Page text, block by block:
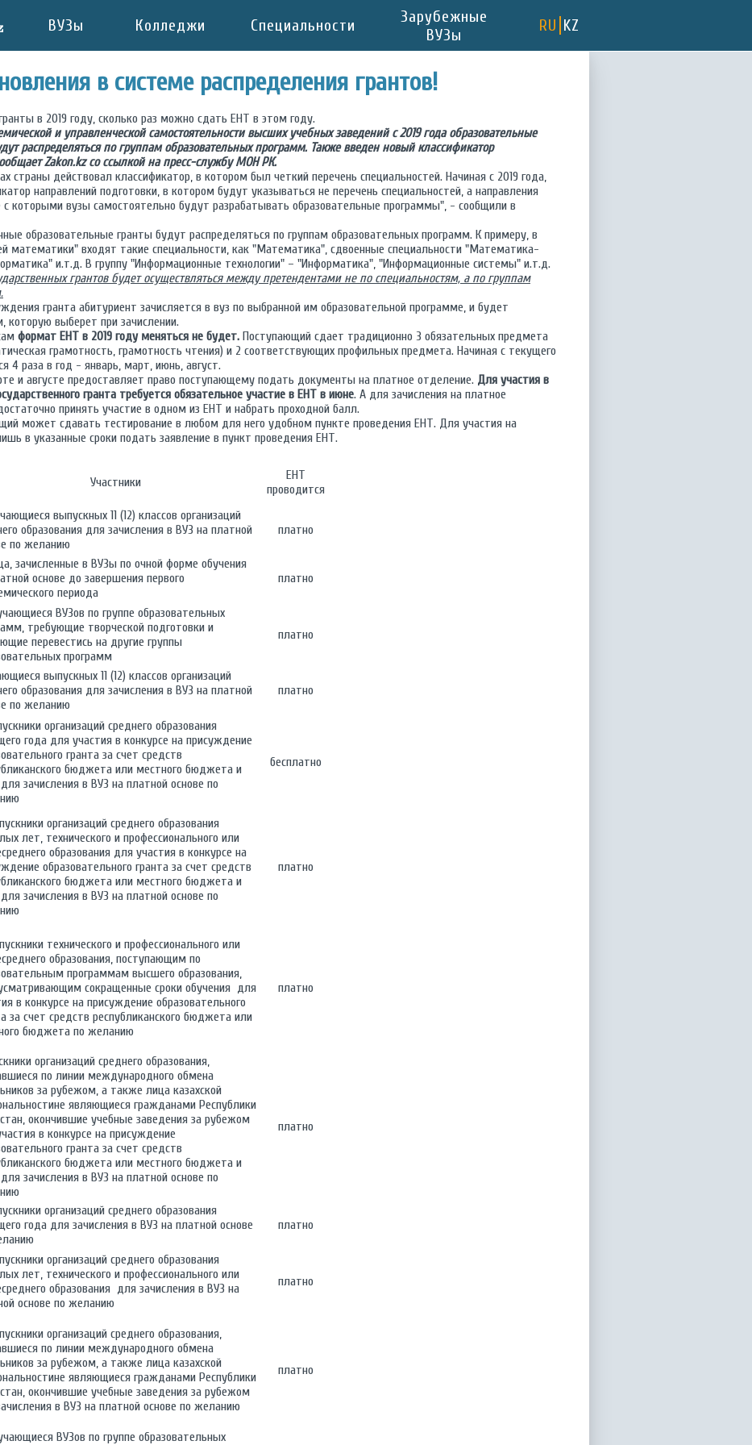
ВУЗы Колледжи Специальности
Зарубежные
ВУЗы
RU KZ
в системе распределения грантов!
в 2019 году, сколько раз можно сдать ЕНТ в этом году.
и управленческой самостоятельности высших учебных заведений с 2019 года образовательные
распределяться по группам образовательных программ. Также введен новый классификатор
Zakon.kz со ссылкой на пресс-службу МОН РК.
страны действовал классификатор, в котором был четкий перечень специальностей. Начиная с 2019 года,
направлений подготовки, в котором будут указываться не перечень специальностей, а направления
с которыми вузы самостоятельно будут разрабатывать образовательные программы", - сообщили в
образовательные гранты будут распределяться по группам образовательных программ. К примеру, в
математики" входят такие специальности, как "Математика", сдвоенные специальности "Математика-
и.т.д. В группу "Информационные технологии" – "Информатика", "Информационные системы" и.т.д.
грантов будет осуществляться между претендентами не по специальностям, а по группам
гранта абитуриент зачисляется в вуз по выбранной им образовательной программе, и будет
которую выберет при зачислении.
формат ЕНТ в 2019 году меняться не будет. Поступающий сдает традиционно 3 обязательных предмета
грамотность, грамотность чтения) и 2 соответствующих профильных предмета. Начиная с текущего
4 раза в год - январь, март, июнь, август.
и августе предоставляет право поступающему подать документы на платное отделение. Для участия в
гранта требуется обязательное участие в ЕНТ в июне. А для зачисления на платное
принять участие в одном из ЕНТ и набрать проходной балл.
может сдавать тестирование в любом для него удобном пункте проведения ЕНТ. Для участия на
в указанные сроки подать заявление в пункт проведения ЕНТ.
Участники
ЕНТ
проводится
выпускных 11 (12) классов организаций
образования для зачисления в ВУЗ на платной
по желанию
зачисленные в ВУЗы по очной форме обучения
основе до завершения первого
периода
ВУЗов по группе образовательных
требующие творческой подготовки и
перевестись на другие группы
программ
платно
платно
платно
выпускных 11 (12) классов организаций
образования для зачисления в ВУЗ на платной
по желанию
платно
организаций среднего образования
года для участия в конкурсе на присуждение
гранта за счет средств
бюджета или местного бюджета и
зачисления в ВУЗ на платной основе по
организаций среднего образования
лет, технического и профессионального или
образования для участия в конкурсе на
образовательного гранта за счет средств
бюджета или местного бюджета и
зачисления в ВУЗ на платной основе по
технического и профессионального или
образования, поступающим по
программам высшего образования,
сокращенные сроки обучения для
в конкурсе на присуждение образовательного
за счет средств республиканского бюджета или
бюджета по желанию
бесплатно
платно
платно
организаций среднего образования,
по линии международного обмена
за рубежом, а также лица казахской
являющиеся гражданами Республики
окончившие учебные заведения за рубежом
в конкурсе на присуждение
гранта за счет средств
бюджета или местного бюджета и
зачисления в ВУЗ на платной основе по
платно
организаций среднего образования
года для зачисления в ВУЗ на платной основе
организаций среднего образования
лет, технического и профессионального или
образования для зачисления в ВУЗ на
основе по желанию
организаций среднего образования,
по линии международного обмена
за рубежом, а также лица казахской
являющиеся гражданами Республики
окончившие учебные заведения за рубежом
в ВУЗ на платной основе по желанию
ВУЗов по группе образовательных
платно
платно
платно